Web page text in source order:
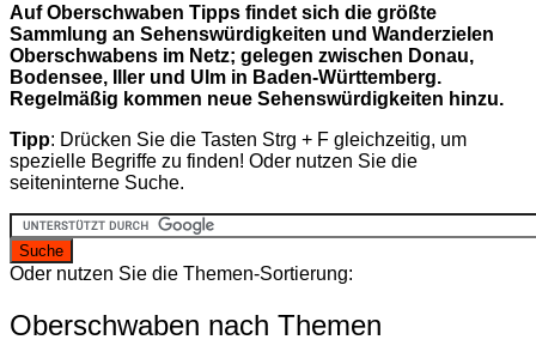
Auf Oberschwaben Tipps findet sich die größte
Sammlung an Sehenswürdigkeiten und Wanderzielen
Oberschwabens im Netz; gelegen zwischen Donau,
Bodensee, Iller und Ulm in Baden-Württemberg.
Regelmäßig kommen neue Sehenswürdigkeiten hinzu.
Tipp: Drücken Sie die Tasten Strg + F gleichzeitig, um
spezielle Begriffe zu finden! Oder nutzen Sie die
seiteninterne Suche.
Oder nutzen Sie die Themen-Sortierung:
Oberschwaben nach Themen